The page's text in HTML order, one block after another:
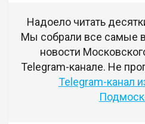
Надоело читать
Мы собрали все самые
новости
Telegram-канале. Не
Telegram-канал